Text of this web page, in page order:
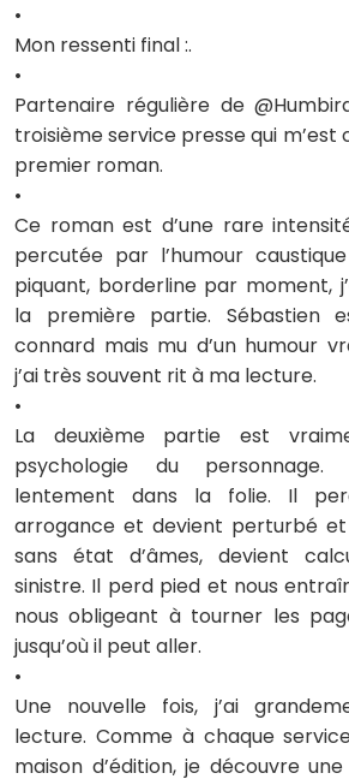
•
Mon ressenti final :.
•
Partenaire régulière de
troisième service presse qui m’est
premier roman.
•
Ce roman est d’une rare
percutée par l’humour
piquant, borderline par moment,
la première partie. Sébastien
connard mais mu d’un humour
j’ai très souvent rit à ma lecture.
•
La deuxième partie est
psychologie du personnage.
lentement dans la folie. Il
arrogance et devient perturbé
sans état d’âmes, devient
sinistre. Il perd pied et nous
nous obligeant à tourner les
jusqu’où il peut aller.
•
Une nouvelle fois, j’ai
lecture. Comme à chaque
maison d’édition, je découvre